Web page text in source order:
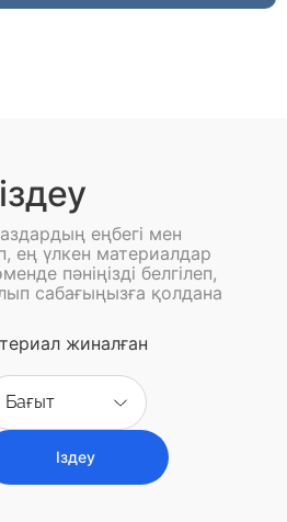
еңбегі мен
ең үлкен материалдар
пәніңізді белгілеп,
сабағыңызға қолдана
жиналған
Бағыт
Іздеу